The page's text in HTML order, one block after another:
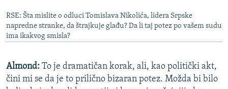
RSE: Šta mislite o odluci Tomislava Nikolića, lidera Srpske
napredne stranke, da štrajkuje glađu? Da li taj potez po vašem sudu
ima ikakvog smisla?
Almond: To je dramatičan korak, ali, kao politički akt,
čini mi se da je to prilično bizaran potez. Možda bi bilo